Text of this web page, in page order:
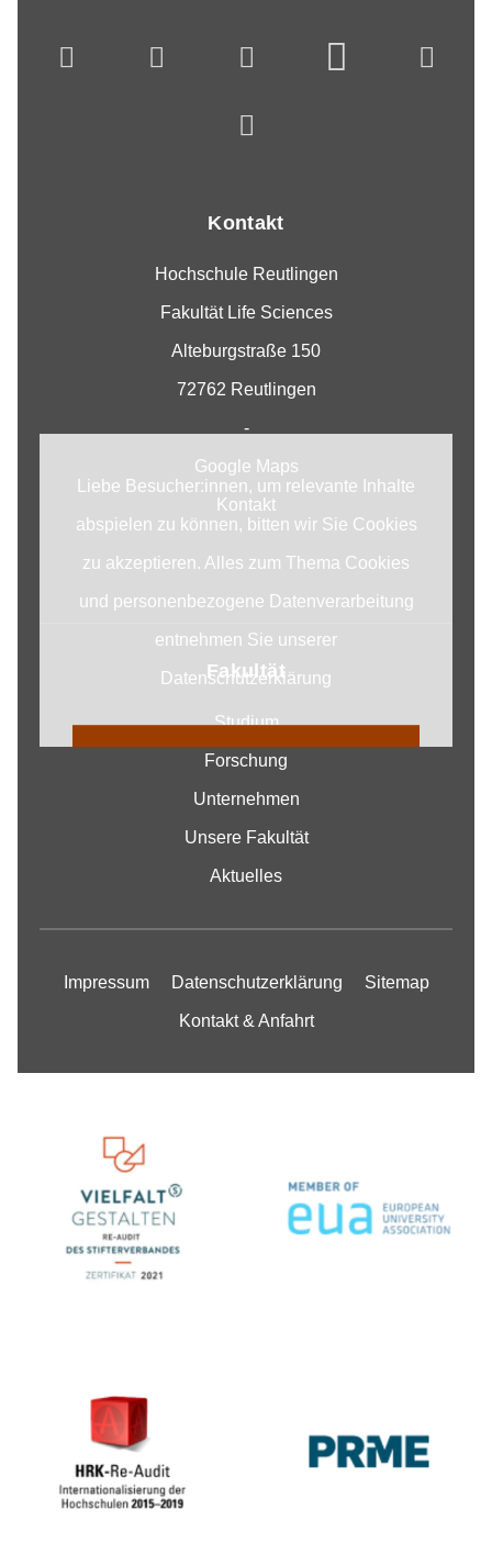
Kontakt
Hochschule Reutlingen
Fakultät Life Sciences
Alteburgstraße 150
72762 Reutlingen
-
Google Maps
Kontakt
Liebe Besucher:innen, um relevante Inhalte
abspielen zu können, bitten wir Sie Cookies
zu akzeptieren. Alles zum Thema Cookies
und personenbezogene Datenverarbeitung
entnehmen Sie unserer
Datenschutzerklärung
COOKIE EINSTELLUNGEN
Fakultät
Studium
Forschung
Unternehmen
Unsere Fakultät
Aktuelles
Impressum Datenschutzerklärung Sitemap
Kontakt & Anfahrt